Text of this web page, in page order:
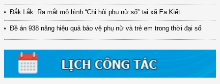
Đắk Lắk: Ra mắt mô hình “Chi hội phụ nữ số” tại xã Ea Kiết
Đề án 938 nâng hiệu quả bảo vệ phụ nữ và trẻ em trong thời đại số
31/10/2025 ...
xây dựng ...
(891/KH-ĐCT) Kế hoạch thực hiện Nghị quyết số 72-NQ/TW ngày
9/9/2025 của Bộ ...